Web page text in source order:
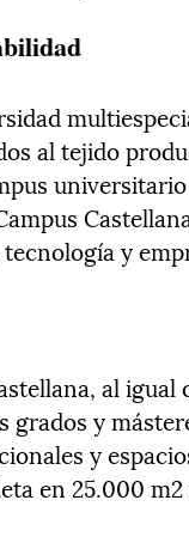
al tejido
y
al igual
grados y
y
en 25.000 m2